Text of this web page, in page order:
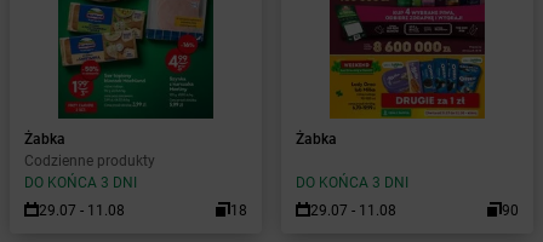
Żabka
Codzienne produkty
DO KOŃCA 3 DNI
29.07 - 11.08
18
Żabka
DO KOŃCA 3 DNI
29.07 - 11.08
90